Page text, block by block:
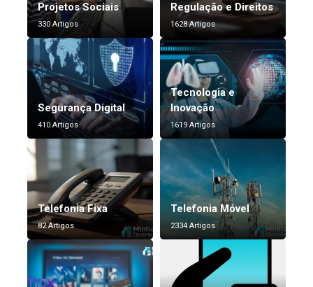
Projetos Sociais
330 Artigos
Regulação e Direitos
1628 Artigos
Segurança Digital
410 Artigos
Tecnologia e
Inovação
1619 Artigos
Telefonia Fixa
82 Artigos
Telefonia Móvel
2334 Artigos